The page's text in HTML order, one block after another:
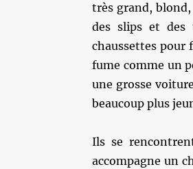
très grand,
des slips et des
chaussettes pour
fume comme un
une grosse
beaucoup plus
Ils se
accompagne un